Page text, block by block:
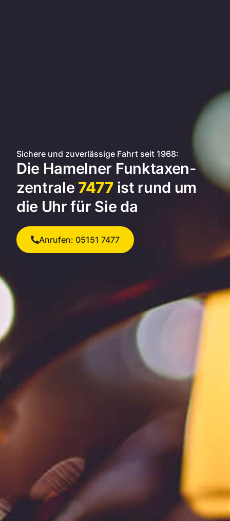
Sichere und zuverlässige Fahrt seit 1968:
Die Hamelner Funktaxen­
zentrale 7477ist rund um
die Uhr für Sie da
Anrufen: 05151 7477